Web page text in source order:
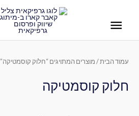
ראשי
עמוד הבית/ מוצרים המתויגים “חלוק קוסמטיקה”
חלוק קוסמטיקה